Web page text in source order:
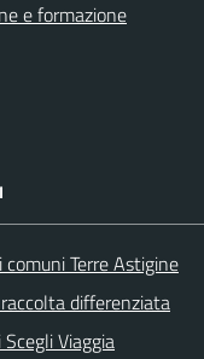
e formazione
comuni Terre Astigine
differenziata
Viaggia